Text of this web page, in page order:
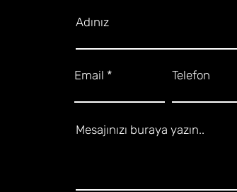
Adınız
Email Telefon
Mesajınızı buraya yazın..